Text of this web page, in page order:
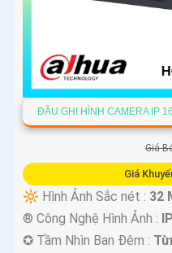
ĐẦU GHI HÌNH CAMERA IP
Giá
Giá
🔆 Hình Ảnh Sắc nét : 32
®️ Công Nghệ Hình Ảnh :
✪ Tầm Nhìn Ban Đêm :